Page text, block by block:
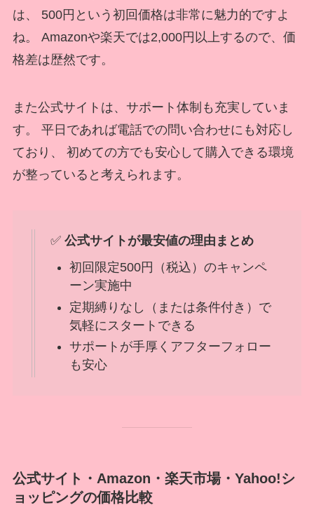
は、 500円という初回価格は非常に魅力的ですよ
ね。 Amazonや楽天では2,000円以上するので、価
格差は歴然です。
また公式サイトは、サポート体制も充実していま
す。 平日であれば電話での問い合わせにも対応し
ており、 初めての方でも安心して購入できる環境
が整っていると考えられます。
✅ 公式サイトが最安値の理由まとめ
初回限定500円（税込）のキャンペ
ーン実施中
定期縛りなし（または条件付き）で
気軽にスタートできる
サポートが手厚くアフターフォロー
も安心
公式サイト・Amazon・楽天市場・Yahoo!シ
ョッピングの価格比較